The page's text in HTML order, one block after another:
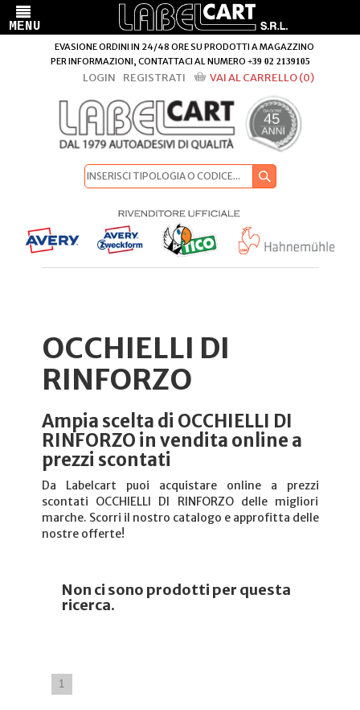
EVASIONE ORDINI IN 24/48 ORE SU PRODOTTI A MAGAZZINO
PER INFORMAZIONI, CONTATTACI AL NUMERO +39 02 2139105
LOGIN REGISTRATI VAI AL CARRELLO (0)
OCCHIELLI DI
RINFORZO
Ampia scelta di OCCHIELLI DI
RINFORZO in vendita online a
prezzi scontati
Da Labelcart puoi acquistare online a prezzi
scontati OCCHIELLI DI RINFORZO delle migliori
marche. Scorri il nostro catalogo e approfitta delle
nostre offerte!
Non ci sono prodotti per questa
ricerca.
1